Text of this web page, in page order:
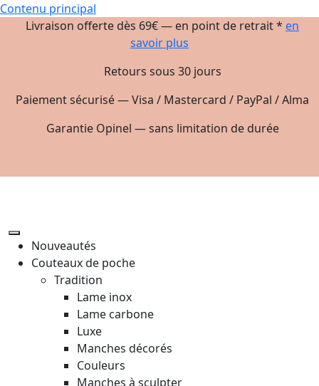
Contenu principal
Livraison offerte dès 69€ — en point de retrait * en
savoir plus
Retours sous 30 jours
Paiement sécurisé — Visa / Mastercard / PayPal / Alma
Garantie Opinel — sans limitation de durée
Nouveautés
Couteaux de poche
Tradition
Lame inox
Lame carbone
Luxe
Manches décorés
Couleurs
Manches à sculpter